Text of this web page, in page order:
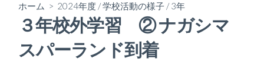
ホーム > 2024年度 /学校活動の様子 /3年
３年校外学習 ② ナガシマ
スパーランド到着